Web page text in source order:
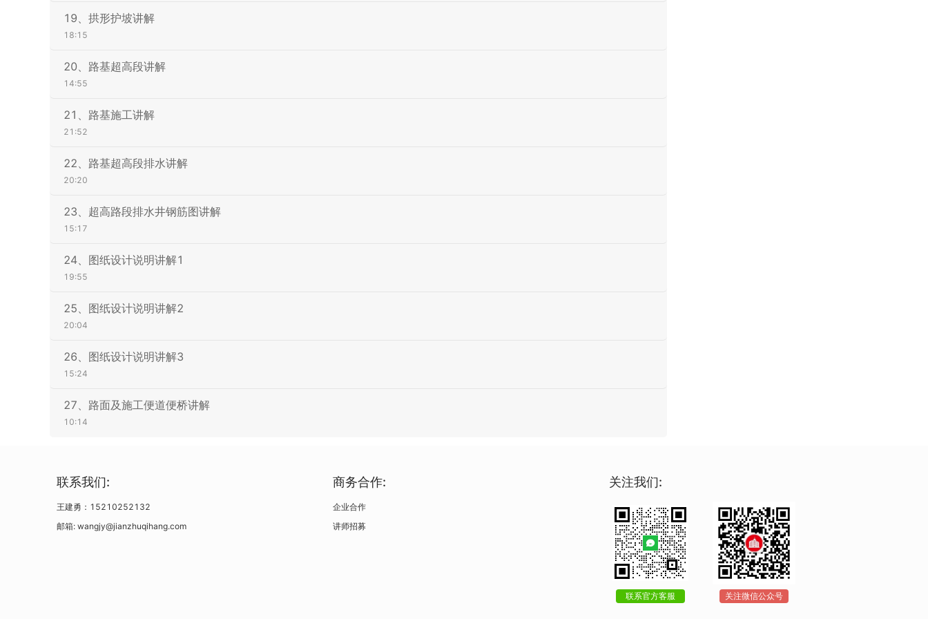
19、拱形护坡讲解
18:15
20、路基超高段讲解
14:55
21、路基施工讲解
21:52
22、路基超高段排水讲解
20:20
23、超高路段排水井钢筋图讲解
15:17
24、图纸设计说明讲解1
19:55
25、图纸设计说明讲解2
20:04
26、图纸设计说明讲解3
15:24
27、路面及施工便道便桥讲解
10:14
联系我们:
王建勇：15210252132
邮箱: wangjy@jianzhuqihang.com
商务合作:
企业合作
讲师招募
关注我们:
联系官方客服 关注微信公众号